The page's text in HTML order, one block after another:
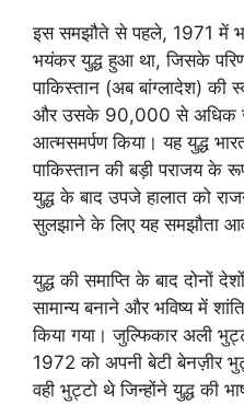
इस समझौते से पहले, 1971 में
भयंकर युद्ध हुआ था, जिसके
पाकिस्तान (अब बांग्लादेश) की
और उसके 90,000 से अधिक
आत्मसमर्पण किया। यह युद्ध
पाकिस्तान की बड़ी पराजय के
युद्ध के बाद उपजे हालात को
सुलझाने के लिए यह समझौता
युद्ध की समाप्ति के बाद दोनों
सामान्य बनाने और भविष्य में
किया गया। जुल्फिकार अली
1972 को अपनी बेटी बेनज़ीर
वही भुट्टो थे जिन्होंने युद्ध की